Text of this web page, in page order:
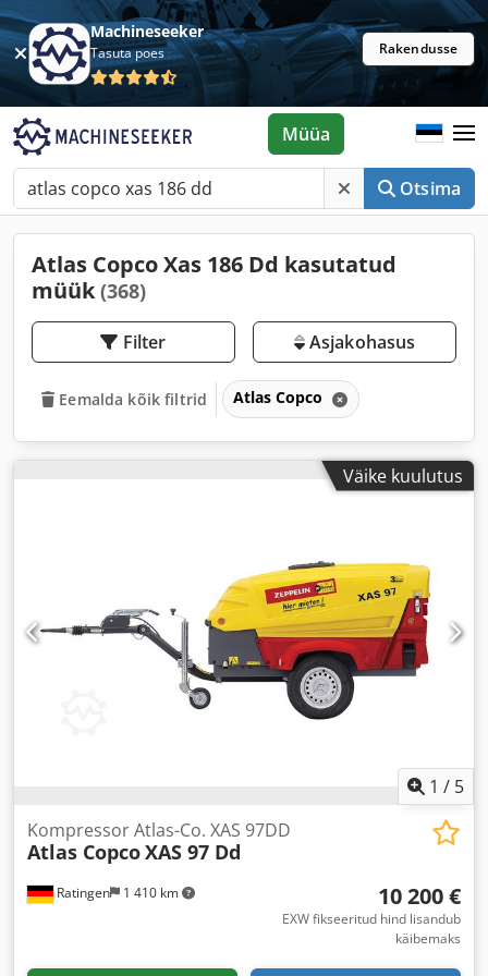
Machineseeker
Tasuta poes Rakendusse
Otsima
Müüa
Atlas Copco Xas 186 Dd kasutatud
müük (368)
Filter Asjakohasus
Eemalda kõik filtrid Atlas Copco
Väike kuulutus
1 / 5
Ratingen 1 410 km
Kompressor Atlas-Co. XAS 97DD
Atlas CopcoXAS 97 Dd
10 200 €
EXW fikseeritud hind lisandub
käibemaks